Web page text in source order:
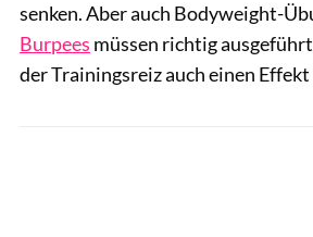
senken. Aber auch Bodyweight-
Burpees müssen richtig
der Trainingsreiz auch einen Effekt